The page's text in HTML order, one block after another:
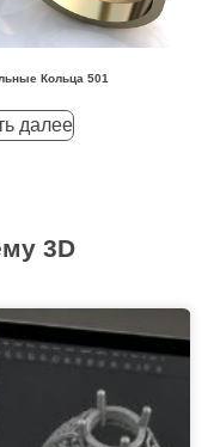
Кольца 501
далее
3D